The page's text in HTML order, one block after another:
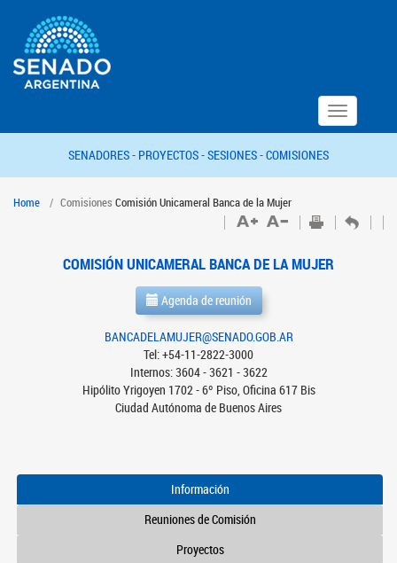
Toggle
navigation
SENADORES - PROYECTOS -SESIONES -COMISIONES
Home Comisiones Comisión Unicameral Banca de la Mujer
COMISIÓN UNICAMERAL BANCA DE LA MUJER
Agenda de reunión
BANCADELAMUJER@SENADO.GOB.AR
Tel: +54-11-2822-3000
Internos: 3604 - 3621 - 3622
Hipólito Yrigoyen 1702 - 6º Piso, Oficina 617 Bis
Ciudad Autónoma de Buenos Aires
Información
Reuniones de Comisión
Proyectos